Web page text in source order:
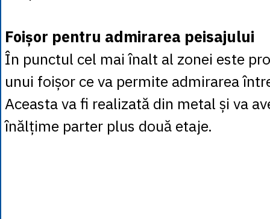
Foișor pentru admirarea peisajului
În punctul cel mai înalt al zonei este
unui foișor ce va permite admirarea
Aceasta va fi realizată din metal și va
înălțime parter plus două etaje.